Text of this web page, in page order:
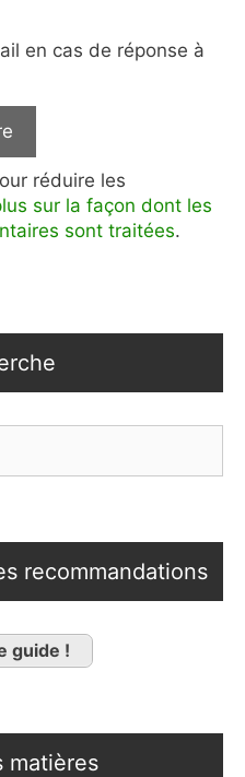
en cas de réponse à
réduire les
sur la façon dont les
sont traitées.
recommandations
guide !
matières